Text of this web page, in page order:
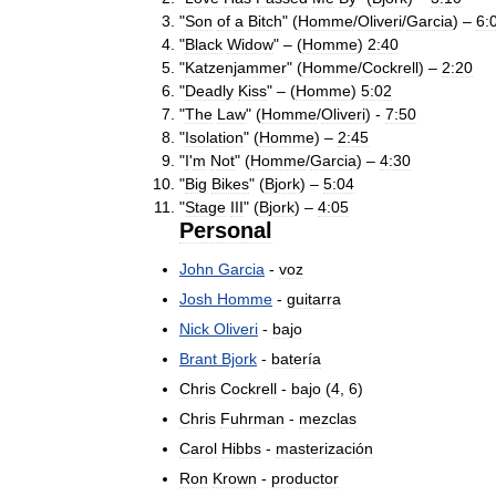
"Son of a Bitch" (Homme/Oliveri/Garcia) –
"Black Widow" – (Homme) 2:40
"Katzenjammer" (Homme/Cockrell) – 2:20
"Deadly Kiss" – (Homme) 5:02
"The Law" (Homme/Oliveri) - 7:50
"Isolation" (Homme) – 2:45
"I'm Not" (Homme/Garcia) – 4:30
"Big Bikes" (Bjork) – 5:04
"Stage III" (Bjork) – 4:05
Personal
John Garcia - voz
Josh Homme - guitarra
Nick Oliveri - bajo
Brant Bjork - batería
Chris Cockrell - bajo (4 6)
Chris Fuhrman - mezclas
Carol Hibbs - masterización
Ron Krown - productor